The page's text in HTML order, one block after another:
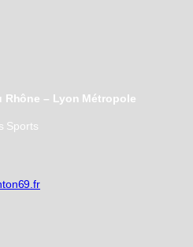
Rhône – Lyon Métropole
Sports